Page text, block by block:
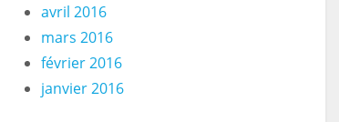
avril 2016
mars 2016
février 2016
janvier 2016